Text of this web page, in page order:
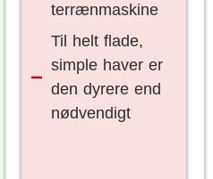
terrænmaskine
Til helt flade,
simple haver er
den dyrere end
nødvendigt